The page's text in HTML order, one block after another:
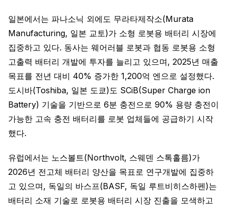
일본에서는 파나소닉 외에도 무라타제작소(Murata
Manufacturing, 일본 교토)가 소형 로봇용 배터리 시장에
집중하고 있다. 동사는 웨어러블 로봇과 협동 로봇용 소형
고출력 배터리 개발에 투자를 늘리고 있으며, 2025년 매출
목표를 전년 대비 40% 증가한 1,200억 엔으로 설정했다.
도시바(Toshiba, 일본 도쿄)도 SCiB(Super Charge ion
Battery) 기술을 기반으로 6분 충전으로 90% 용량 충전이
가능한 고속 충전 배터리를 로봇 업체들에 공급하기 시작
했다.
유럽에서는 노스볼트(Northvolt, 스웨덴 스톡홀름)가
2026년 전고체 배터리 양산을 목표로 연구개발에 집중하
고 있으며, 독일의 바스프(BASF, 독일 루트비히스하펜)는
배터리 소재 기술로 로봇용 배터리 시장 진출을 모색하고